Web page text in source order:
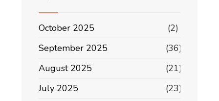
October 2025
(2)
September 2025
(36)
August 2025
(21)
July 2025
(23)